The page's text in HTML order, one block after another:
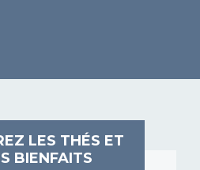
LES THÉS ET
BIENFAITS